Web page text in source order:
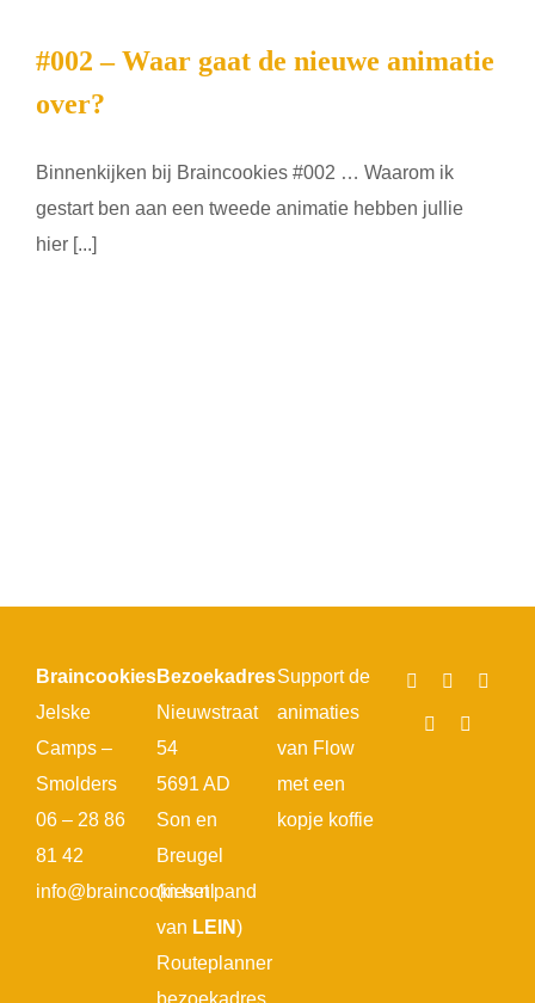
#002 – Waar gaat de nieuwe animatie
over?
Binnenkijken bij Braincookies #002 … Waarom ik
gestart ben aan een tweede animatie hebben jullie
hier [...]
Braincookies
Jelske
Camps –
Smolders
06 – 28 86
81 42
info@braincookies.nl
Bezoekadres
Nieuwstraat
54
5691 AD
Son en
Breugel
(in het pand
van LEIN)
Routeplanner
bezoekadres
Support de
animaties
van Flow
met een
kopje koffie